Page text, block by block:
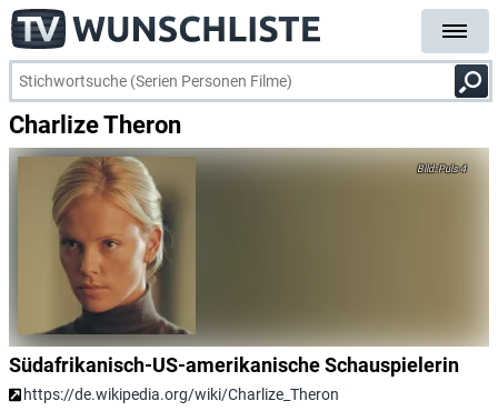
Charlize Theron
Puls 4
Südafrikanisch-US-amerikanische Schauspielerin
https://de.wikipedia.org/wiki/Charlize_Theron